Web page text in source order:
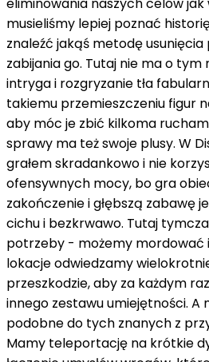
musieliśmy lepiej poznać
znaleźć jakąś metodę
zabijania go. Tutaj nie ma o tym
intryga i rozgryzanie tła
takiemu przemieszczeniu figur
aby móc je zbić kilkoma
sprawy ma też swoje plusy. W
grałem skradankowo i nie
ofensywnych mocy, bo gra
zakończenie i głębszą zabawę
cichu i bezkrwawo. Tutaj
potrzeby - możemy mordować
lokacje odwiedzamy
przeszkodzie, aby za każdym
innego zestawu umiejętności. A
podobne do tych znanych z
Mamy teleportację na krótkie